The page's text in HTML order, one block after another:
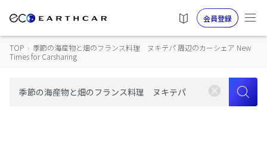
会員登録
TOP › 季節の海産物と畑のフランス料理 ヌキテパ 周辺のカーシェア New
Times for Carsharing